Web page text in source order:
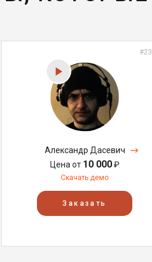
Александр Дасевич
Цена от 10 000₽
Скачать демо
Заказать